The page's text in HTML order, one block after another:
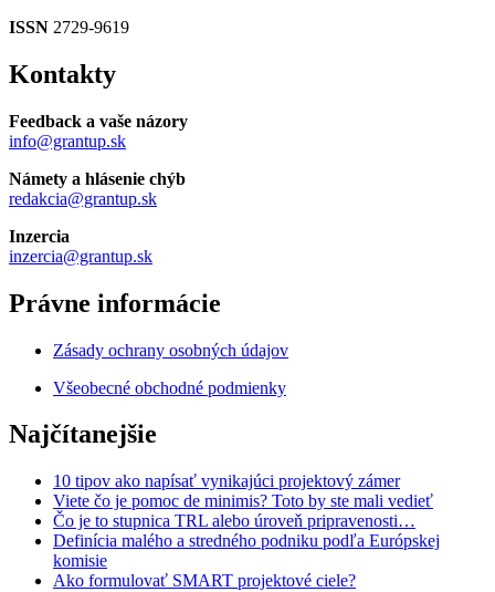
ISSN 2729-9619
Kontakty
Feedback a vaše názory
info@grantup.sk
Námety a hlásenie chýb
redakcia@grantup.sk
Inzercia
inzercia@grantup.sk
Právne informácie
Zásady ochrany osobných údajov
Všeobecné obchodné podmienky
Najčítanejšie
10 tipov ako napísať vynikajúci projektový zámer
Viete čo je pomoc de minimis? Toto by ste mali vedieť
Čo je to stupnica TRL alebo úroveň pripravenosti…
Definícia malého a stredného podniku podľa Európskej
komisie
Ako formulovať SMART projektové ciele?